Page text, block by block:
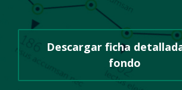
Descargar ficha
fondo Se